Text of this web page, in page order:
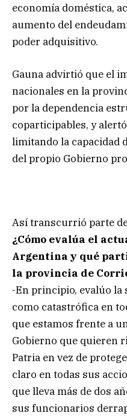
economía doméstica,
aumento del
poder adquisitivo.
Gauna advirtió que el
nacionales en la
por la dependencia
coparticipables, y
limitando la capacidad
del propio Gobierno
Así transcurrió parte
¿Cómo evalúa el
Argentina y qué
la provincia de
-En principio, evalúo
como catastrófica en
que estamos frente a
Gobierno que quieren
Patria en vez de
claro en todas sus
que lleva más de dos
sus funcionarios